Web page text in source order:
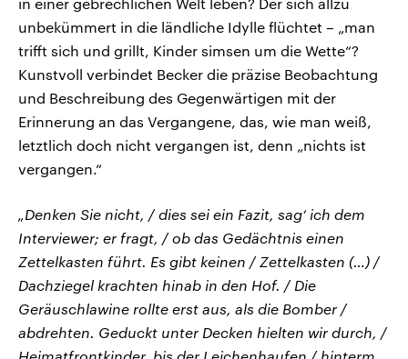
in einer gebrechlichen Welt leben? Der sich allzu
unbekümmert in die ländliche Idylle flüchtet – „man
trifft sich und grillt, Kinder simsen um die Wette“?
Kunstvoll verbindet Becker die präzise Beobachtung
und Beschreibung des Gegenwärtigen mit der
Erinnerung an das Vergangene, das, wie man weiß,
letztlich doch nicht vergangen ist, denn „nichts ist
vergangen.“
„Denken Sie nicht, / dies sei ein Fazit, sag‘ ich dem
Interviewer; er fragt, / ob das Gedächtnis einen
Zettelkasten führt. Es gibt keinen / Zettelkasten (…) /
Dachziegel krachten hinab in den Hof. / Die
Geräuschlawine rollte erst aus, als die Bomber /
abdrehten. Geduckt unter Decken hielten wir durch, /